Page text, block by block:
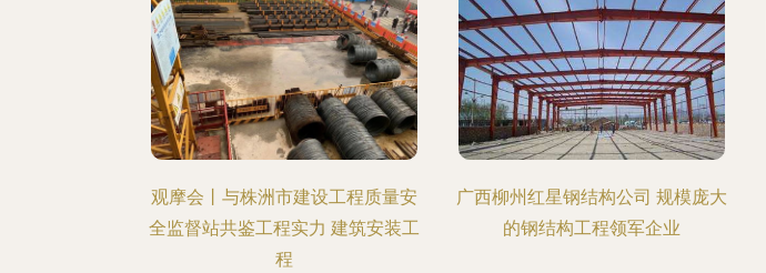
观摩会丨与株洲市建设工程质量安
全监督站共鉴工程实力 建筑安装工
程
广西柳州红星钢结构公司 规模庞大
的钢结构工程领军企业